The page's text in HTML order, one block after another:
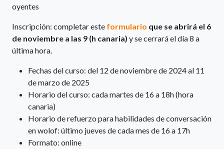
oyentes
Inscripción: completar este formulario que se abrirá el 6
de noviembre a las 9 (h canaria) y se cerrará el día 8 a
última hora.
Fechas del curso: del 12 de noviembre de 2024 al 11
de marzo de 2025
Horario del curso: cada martes de 16 a 18h (hora
canaria)
Horario de refuerzo para habilidades de conversación
en wolof: último jueves de cada mes de 16 a 17h
Formato: online